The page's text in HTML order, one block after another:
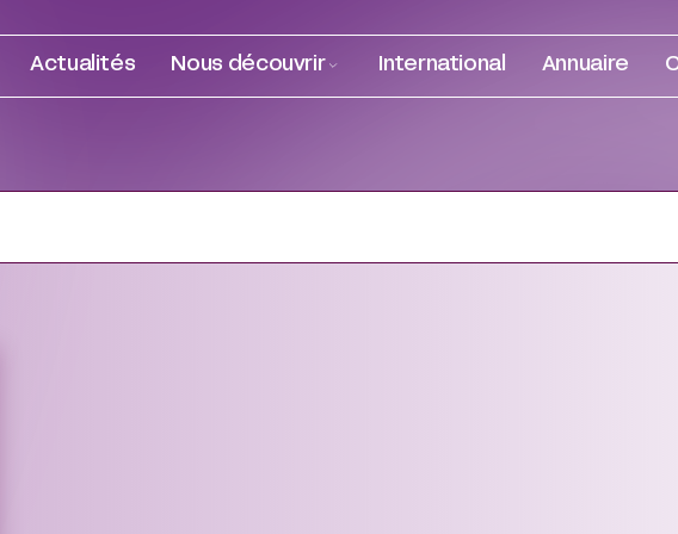
Actualités Nous découvrir International Annuaire